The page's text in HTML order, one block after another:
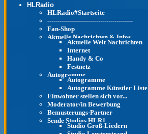
HLRadio
HLRadio#Startseite
------------------------------------------
Fan-Shop
Aktuelle Nachrichten & Infos
Aktuelle Welt Nachrichten
Internet
Handy & Co
Festnetz
Autogramme
Autogramme
Autogramme Künstler Liste
Einwohner stellen sich vor...
Moderator/in Bewerbung
Bemusterungs-Partner
Sende Studios HLR1
Studio Groß-Liedern